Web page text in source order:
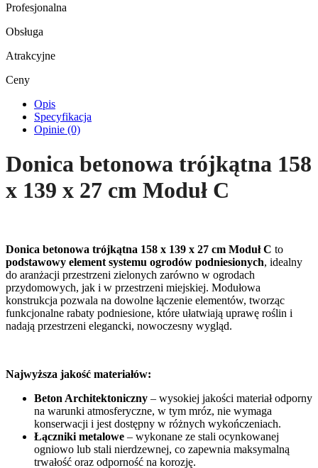
Profesjonalna
Obsługa
Atrakcyjne
Ceny
Opis
Specyfikacja
Opinie (0)
Donica betonowa trójkątna 158
x 139 x 27 cm Moduł C
Donica betonowa trójkątna 158 x 139 x 27 cm Moduł C to
podstawowy element systemu ogrodów podniesionych, idealny
do aranżacji przestrzeni zielonych zarówno w ogrodach
przydomowych, jak i w przestrzeni miejskiej. Modułowa
konstrukcja pozwala na dowolne łączenie elementów, tworząc
funkcjonalne rabaty podniesione, które ułatwiają uprawę roślin i
nadają przestrzeni elegancki, nowoczesny wygląd.
Najwyższa jakość materiałów:
Beton Architektoniczny – wysokiej jakości materiał odporny
na warunki atmosferyczne, w tym mróz, nie wymaga
konserwacji i jest dostępny w różnych wykończeniach.
Łączniki metalowe – wykonane ze stali ocynkowanej
ogniowo lub stali nierdzewnej, co zapewnia maksymalną
trwałość oraz odporność na korozję.